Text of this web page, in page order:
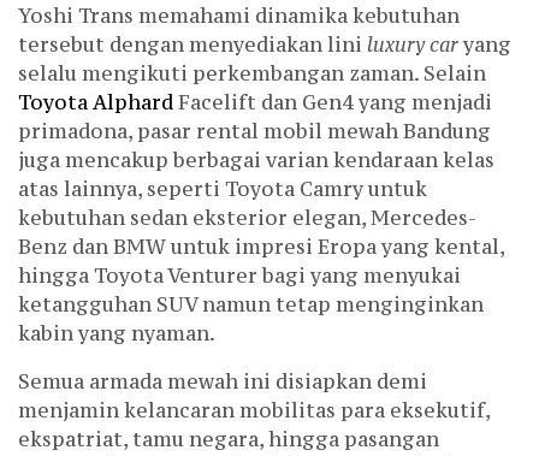
Yoshi Trans memahami dinamika kebutuhan
tersebut dengan menyediakan lini luxury caryang
selalu mengikuti perkembangan zaman. Selain
Toyota AlphardFacelift dan Gen4 yang menjadi
primadona, pasar rental mobil mewah Bandung
juga mencakup berbagai varian kendaraan kelas
atas lainnya, seperti Toyota Camry untuk
kebutuhan sedan eksterior elegan, Mercedes-
Benz dan BMW untuk impresi Eropa yang kental,
hingga Toyota Venturer bagi yang menyukai
ketangguhan SUV namun tetap menginginkan
kabin yang nyaman.
Semua armada mewah ini disiapkan demi
menjamin kelancaran mobilitas para eksekutif,
ekspatriat, tamu negara, hingga pasangan